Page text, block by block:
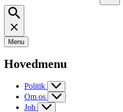
Menu
Hovedmenu
Politik
Om os
Job